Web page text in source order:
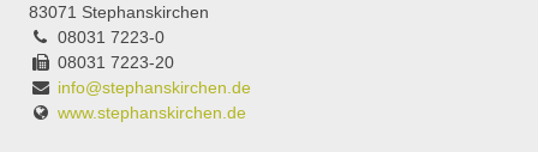
83071 Stephanskirchen
08031 7223-0
08031 7223-20
info@stephanskirchen.de
www.stephanskirchen.de